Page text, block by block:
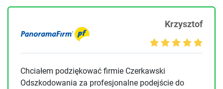
Krzysztof
Chciałem podziękować firmie Czerkawski
Odszkodowania za profesjonalne podejście do